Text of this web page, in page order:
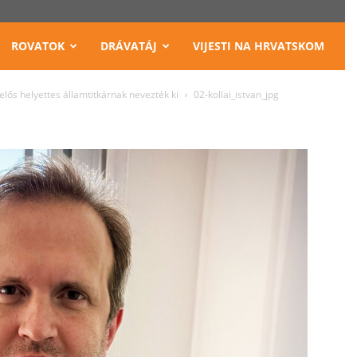
ROVATOK DRÁVATÁJ VIJESTI NA HRVATSKOM
helyettes államtitkárnak nevezték ki 02-kollai_istvan_jpg